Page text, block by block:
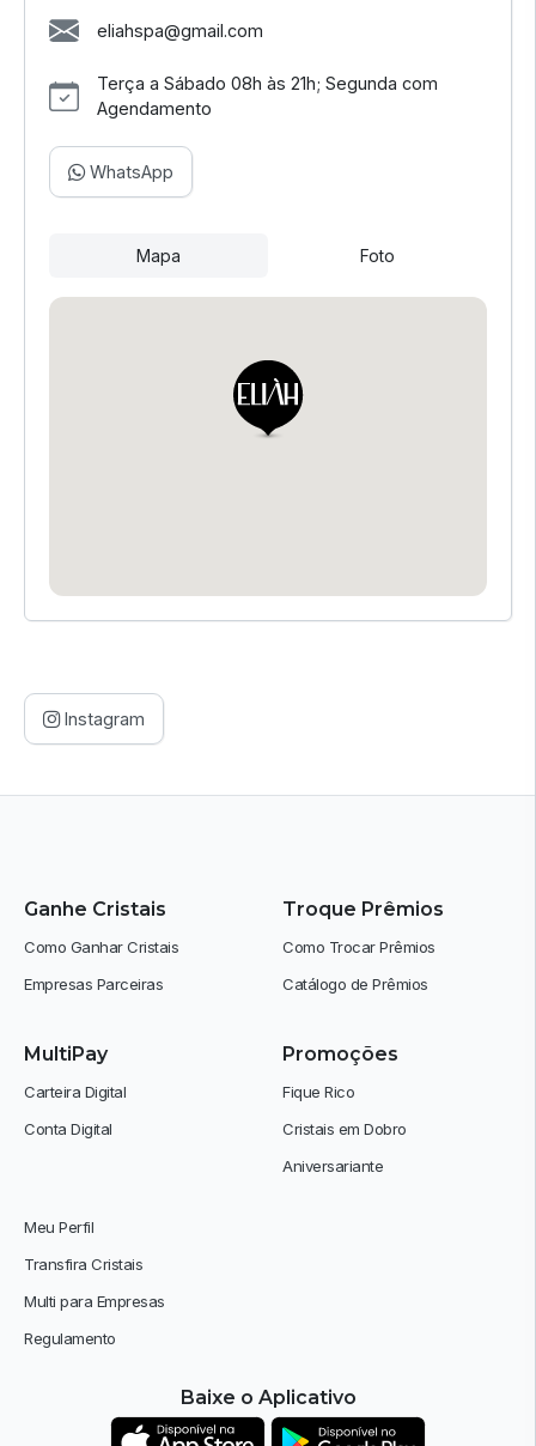
eliahspa@gmail.com
Terça a Sábado 08h às 21h; Segunda com
Agendamento
WhatsApp
Mapa Foto
Instagram
Ganhe Cristais
Como Ganhar Cristais
Empresas Parceiras
MultiPay
Carteira Digital
Conta Digital
Troque Prêmios
Como Trocar Prêmios
Catálogo de Prêmios
Promoções
Fique Rico
Cristais em Dobro
Aniversariante
Meu Perfil
Transfira Cristais
Multi para Empresas
Regulamento
Baixe o Aplicativo